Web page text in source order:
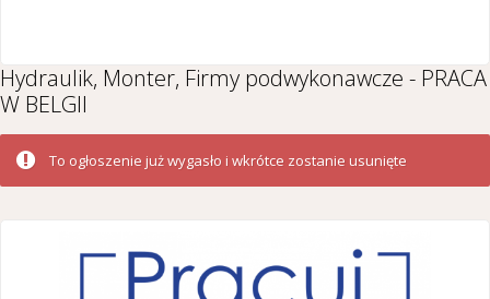
Hydraulik, Monter, Firmy podwykonawcze - PRACA
W BELGII
To ogłoszenie już wygasło i wkrótce zostanie usunięte